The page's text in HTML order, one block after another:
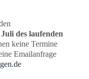
des laufenden
keine Termine
Emailanfrage